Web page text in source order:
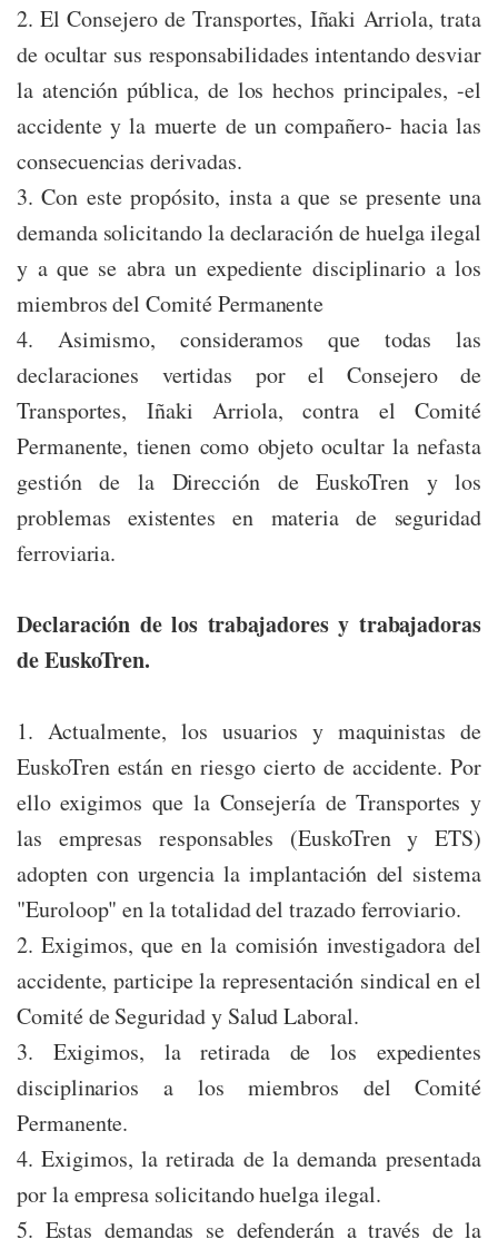
2. El Consejero de Transportes, Iñaki Arriola, trata
de ocultar sus responsabilidades intentando desviar
la atención pública, de los hechos principales, -el
accidente y la muerte de un compañero- hacia las
consecuencias derivadas.
3. Con este propósito, insta a que se presente una
demanda solicitando la declaración de huelga ilegal
y a que se abra un expediente disciplinario a los
miembros del Comité Permanente
4. Asimismo, consideramos que todas las
declaraciones vertidas por el Consejero de
Transportes, Iñaki Arriola, contra el Comité
Permanente, tienen como objeto ocultar la nefasta
gestión de la Dirección de EuskoTren y los
problemas existentes en materia de seguridad
ferroviaria.
Declaración de los trabajadores y trabajadoras
de EuskoTren.
1. Actualmente, los usuarios y maquinistas de
EuskoTren están en riesgo cierto de accidente. Por
ello exigimos que la Consejería de Transportes y
las empresas responsables (EuskoTren y ETS)
adopten con urgencia la implantación del sistema
"Euroloop" en la totalidad del trazado ferroviario.
2. Exigimos, que en la comisión investigadora del
accidente, participe la representación sindical en el
Comité de Seguridad y Salud Laboral.
3. Exigimos, la retirada de los expedientes
disciplinarios a los miembros del Comité
Permanente.
4. Exigimos, la retirada de la demanda presentada
por la empresa solicitando huelga ilegal.
5. Estas demandas se defenderán a través de la